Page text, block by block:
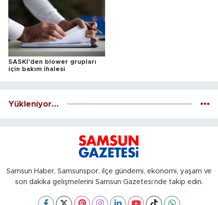
SASKİ'den blower grupları
için bakım ihalesi
Yükleniyor...
Samsun Haber, Samsunspor, ilçe gündemi, ekonomi, yaşam ve
son dakika gelişmelerini Samsun Gazetesi’nde takip edin.